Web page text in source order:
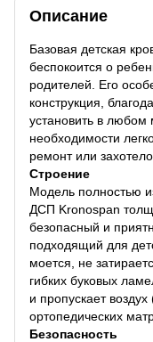
Описание
Базовая детская
беспокоится о
родителей. Его
конструкция,
установить в
необходимости
ремонт или
Строение
Модель полностью
ДСП Kronospan
безопасный и
подходящий для
моется, не
гибких буковых
и пропускает
ортопедических
Безопасность